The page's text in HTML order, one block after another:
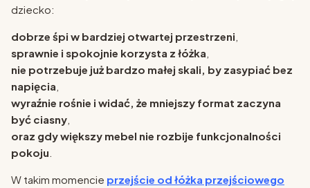
dziecko:
dobrze śpi w bardziej otwartej przestrzeni
sprawnie i spokojnie korzysta z łóżka
nie potrzebuje już bardzo małej skali, by zasypiać bez
napięcia
wyraźnie rośnie i widać, że mniejszy format zaczyna
być ciasny
oraz gdy większy mebel nie rozbije funkcjonalności
pokoju
W takim momencie przejście od łóżka przejściowego